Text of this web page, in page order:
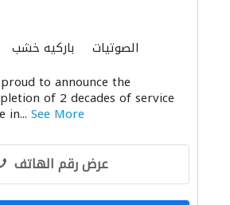
باركيه خشب
الصوتيات
to announce the
of 2 decades of service
in... See More
عرض رقم الهاتف